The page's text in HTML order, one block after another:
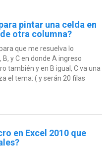
pintar una celda en
otra columna?
que me resuelva lo
y C en donde A ingreso
también y en B igual, C va una
el tema: ( y serán 20 filas
en Excel 2010 que